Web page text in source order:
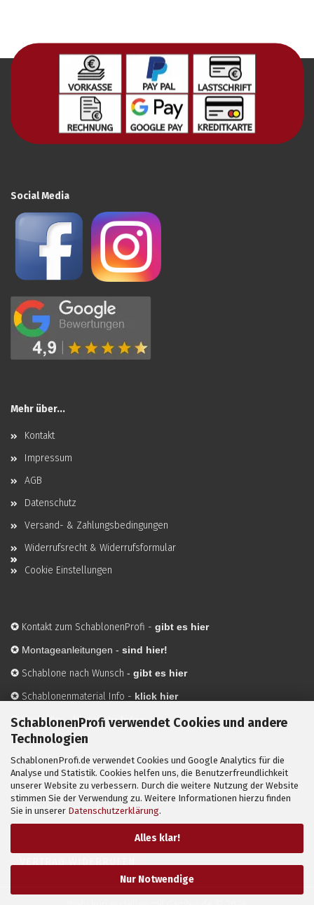
SchablonenProfi verwendet Cookies und andere
Technologien
SchablonenProfi.de verwendet Cookies und Google Analytics für die
Analyse und Statistik. Cookies helfen uns, die Benutzerfreundlichkeit
unserer Website zu verbessern. Durch die weitere Nutzung der Website
stimmen Sie der Verwendung zu. Weitere Informationen hierzu finden
Sie in unserer Datenschutzerklärung.
Alles klar!
Nur Notwendige
Social Media
Mehr über...
Kontakt
Impressum
AGB
Datenschutz
Versand- & Zahlungsbedingungen
Widerrufsrecht & Widerrufsformular
Cookie Einstellungen
✪ Kontakt zum SchablonenProfi - gibt es hier
✪ Montageanleitungen - sind hier!
✪ Schablone nach Wunsch - gibt es hier
✪ Schablonenmaterial Info - klick hier
✪Hersteller-hier mehr Infos
Mit ✪ gekennzeichnete Bilder sind KI-generierte
Anwendungsbeispiele zur Visualisierung der Motive.
© SchablonenProfi.de2026